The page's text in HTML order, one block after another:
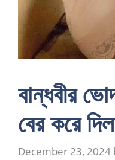
বান্ধবীর
বের করে
December 23, 2024